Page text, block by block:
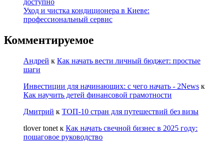
доступно
Уход и чистка кондиционера в Киеве:
профессиональный сервис
Комментируемое
Андрей к Как начать вести личный бюджет: простые
шаги
Инвестиции для начинающих: с чего начать - 2News к
Как научить детей финансовой грамотности
Дмитрий к ТОП-10 стран для путешествий без визы
tlover tonet к Как начать свечной бизнес в 2025 году:
пошаговое руководство